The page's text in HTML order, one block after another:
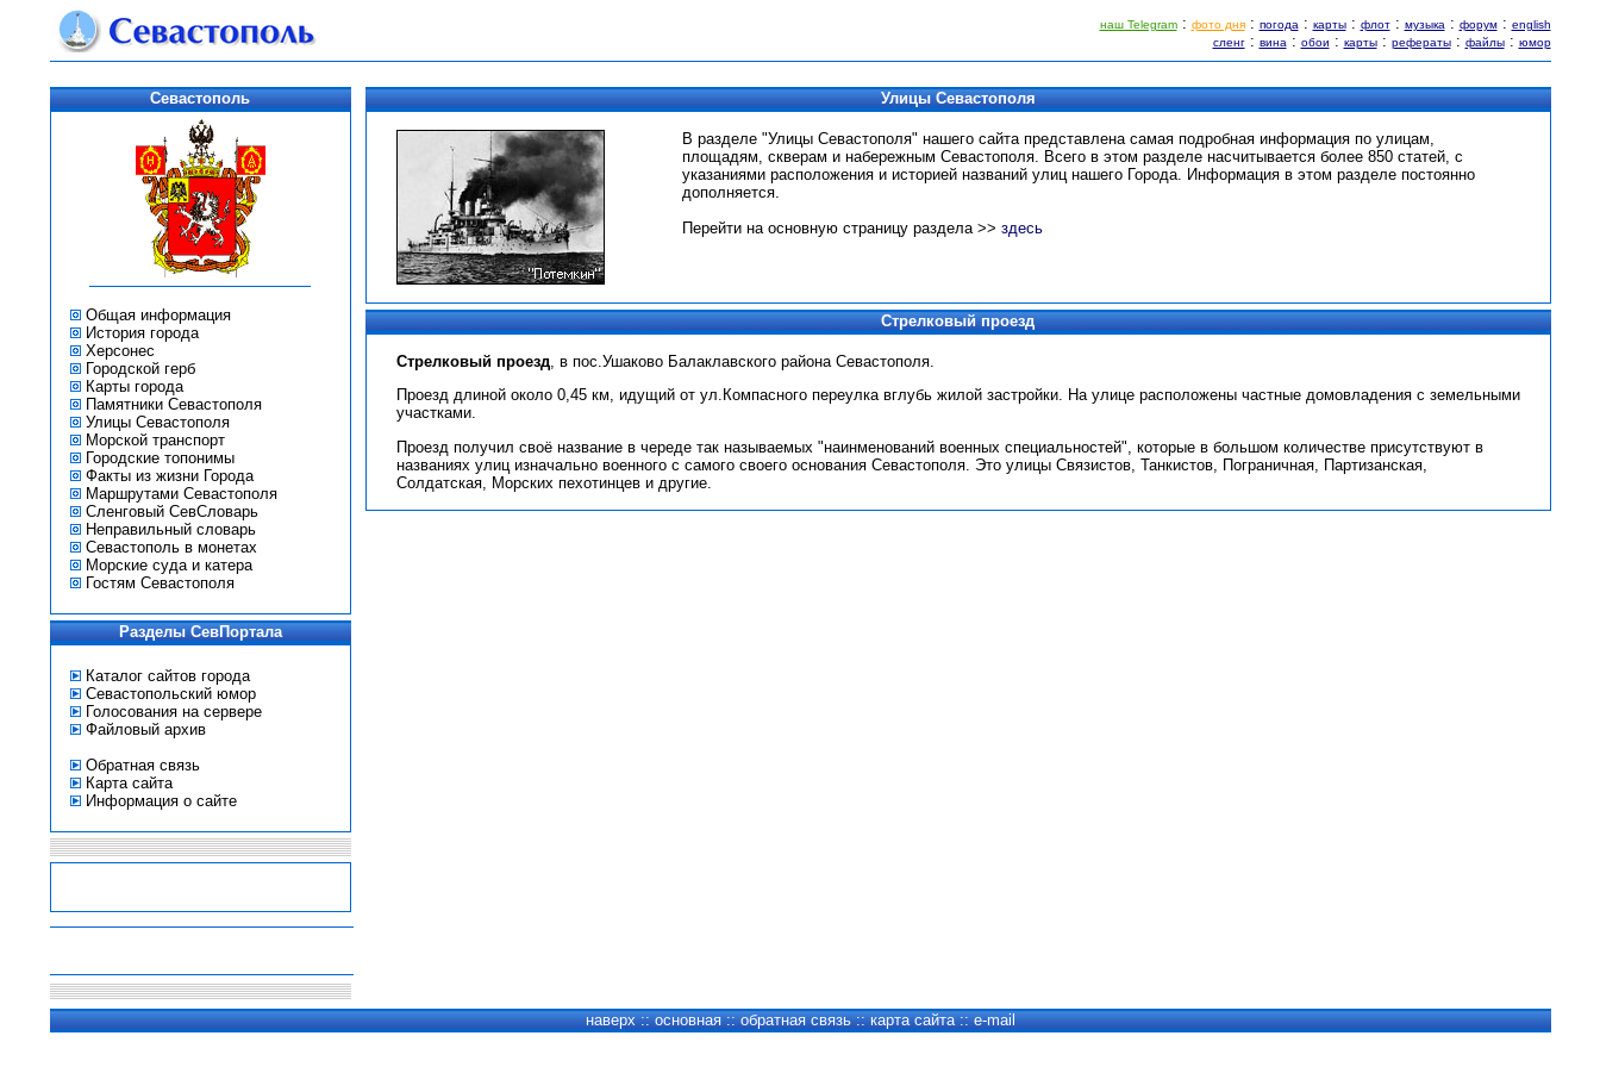
наш Telegram: фото дня: погода: карты: флот: музыка: форум: english
сленг: вина: обои : карты: рефераты: файлы: юмор
Севастополь
Общая информация
История города
Херсонес
Городской герб
Карты города
Памятники Севастополя
Улицы Севастополя
Морской транспорт
Городские топонимы
Факты из жизни Города
Маршрутами Севастополя
Сленговый СевСловарь
Неправильный словарь
Севастополь в монетах
Морские суда и катера
Гостям Севастополя
Разделы СевПортала
Каталог сайтов города
Севастопольский юмор
Голосования на сервере
Файловый архив
Обратная связь
Карта сайта
Информация о сайте
Улицы Севастополя
В разделе "Улицы Севастополя" нашего сайта представлена самая подробная информация по улицам,
площадям, скверам и набережным Севастополя. Всего в этом разделе насчитывается более 850 статей, с
указаниями расположения и историей названий улиц нашего Города. Информация в этом разделе постоянно
дополняется.
Перейти на основную страницу раздела >> здесь
Стрелковый проезд
Стрелковый проезд, в пос.Ушаково Балаклавского района Севастополя.
Проезд длиной около 0,45 км, идущий от ул.Компасного переулка вглубь жилой застройки. На улице расположены частные домовладения с земельными
участками.
Проезд получил своё название в череде так называемых "наинменований военных специальностей", которые в большом количестве присутствуют в
названиях улиц изначально военного с самого своего основания Севастополя. Это улицы Связистов, Танкистов, Пограничная, Партизанская,
Солдатская, Морских пехотинцев и другие.
наверх ::основная ::обратная связь :: карта сайта::e-mail